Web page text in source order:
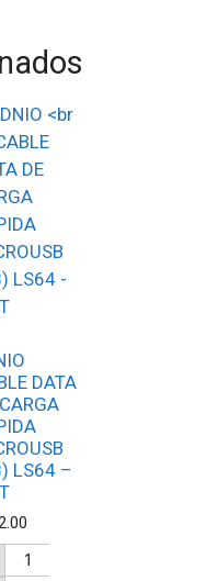
DATA
LS64 –